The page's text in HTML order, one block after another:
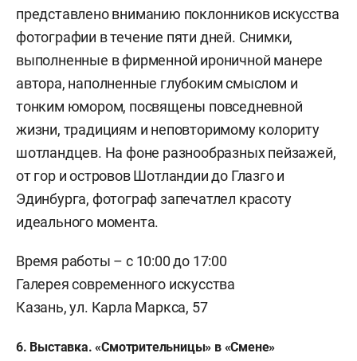
представлено вниманию поклонников искусства
фотографии в течение пяти дней. Снимки,
выполненные в фирменной ироничной манере
автора, наполненные глубоким смыслом и
тонким юмором, посвящены повседневной
жизни, традициям и неповторимому колориту
шотландцев. На фоне разнообразных пейзажей,
от гор и островов Шотландии до Глазго и
Эдинбурга, фотограф запечатлел красоту
идеального момента.
Время работы –с 10:00 до 17:00
Галерея современного искусства
Казань, ул. Карла Маркса, 57
6. Выставка. «Смотрительницы» в «Смене»